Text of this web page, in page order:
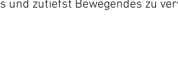
und zutiefst Bewegendes zu